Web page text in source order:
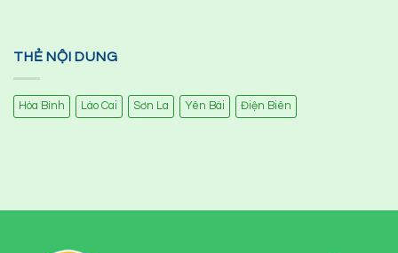
THẺ NỘI DUNG
Hòa Bình Lào Cai Sơn La Yên Bái Điện Biên